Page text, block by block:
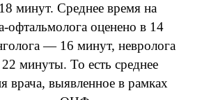
минут. Среднее время на
офтальмолога оценено в 14
— 16 минут, невролога
минуты. То есть среднее
врача, выявленное в рамках